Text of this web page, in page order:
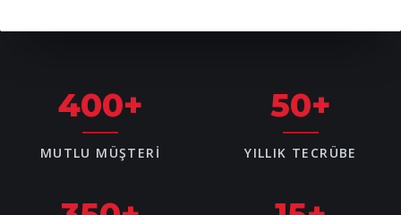
400+
MUTLU MÜŞTERI
50+
YILLIK TECRÜBE